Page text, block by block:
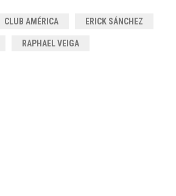
CLUB AMÉRICA ERICK SÁNCHEZ
RAPHAEL VEIGA